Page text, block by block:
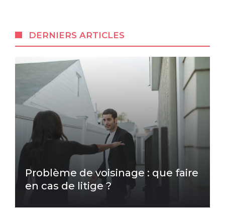
DERNIERS ARTICLES
Problème de voisinage : que faire
en cas de litige ?